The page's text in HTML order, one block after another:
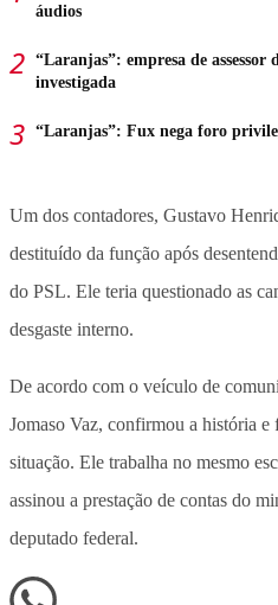
áudios
“Laranjas”: empresa de
investigada
“Laranjas”: Fux nega foro
Um dos contadores, Gustavo
destituído da função após
do PSL. Ele teria questionado as
desgaste interno.
De acordo com o veículo de
Jomaso Vaz, confirmou a história e
situação. Ele trabalha no mesmo
assinou a prestação de contas do
deputado federal.